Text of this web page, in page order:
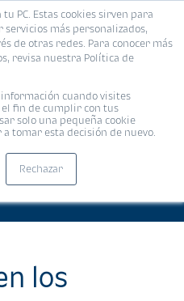
PC. Estas cookies sirven para
más personalizados,
de otras redes. Para conocer más
revisa nuestra Política de
cuando visites
fin de cumplir con tus
solo una pequeña cookie
tomar esta decisión de nuevo.
Rechazar
MENÚ
los